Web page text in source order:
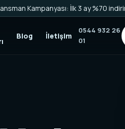
Kampanyası: İlk 3 ay %70
Blog İletişim
0544 932 26
01